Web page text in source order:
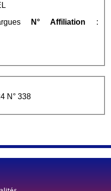
N° Affiliation :
N° 338